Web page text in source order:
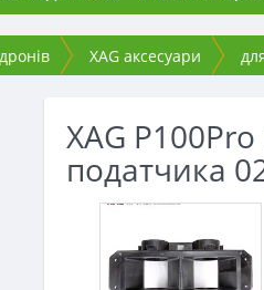
XAG аксесуари
XAG
податчика